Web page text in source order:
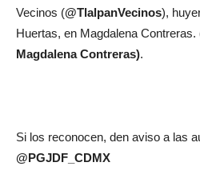
Vecinos (@TlalpanVecinos),
Huertas, en Magdalena Contreras.
Magdalena Contreras).
Si los reconocen, den aviso a las
@PGJDF_CDMX